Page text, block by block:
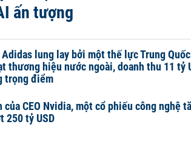
ấn tượng
lung lay bởi một thế lực Trung
thương hiệu nước ngoài, doanh thu 11 tỷ
trọng điểm
của CEO Nvidia, một cổ phiếu công nghệ
250 tỷ USD